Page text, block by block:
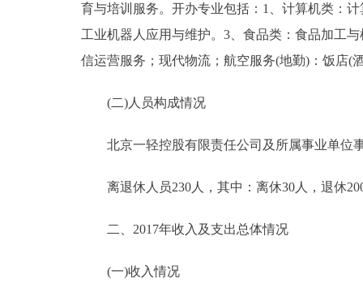
中介服务
政民互动
12345网上接诉即办
参与调查
走进北京
北京概况
绿色北京
育与培训服务。开办专业包括：1、计算机类：
工业机器人应用与维护。3、食品类：食品加工
信运营服务；现代物流；航空服务(地勤)：饭店(
(二)人员构成情况
北京一轻控股有限责任公司及所属事业单位事
离退休人员230人，其中：离休30人，退休
二、2017年收入及支出总体情况
(一)收入情况